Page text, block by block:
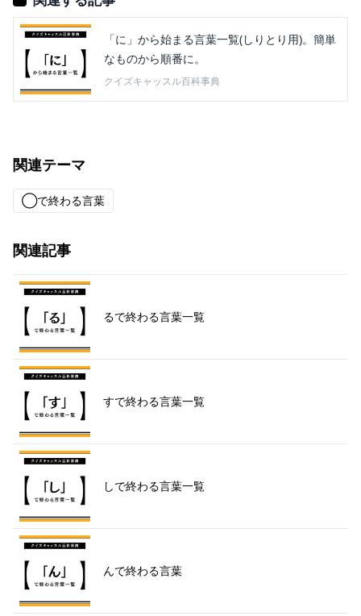
「に」から始まる言葉一覧(しりとり用)。簡単
なものから順番に。
クイズキャッスル百科事典
関連テーマ
◯で終わる言葉
関連記事
るで終わる言葉一覧
すで終わる言葉一覧
しで終わる言葉一覧
んで終わる言葉